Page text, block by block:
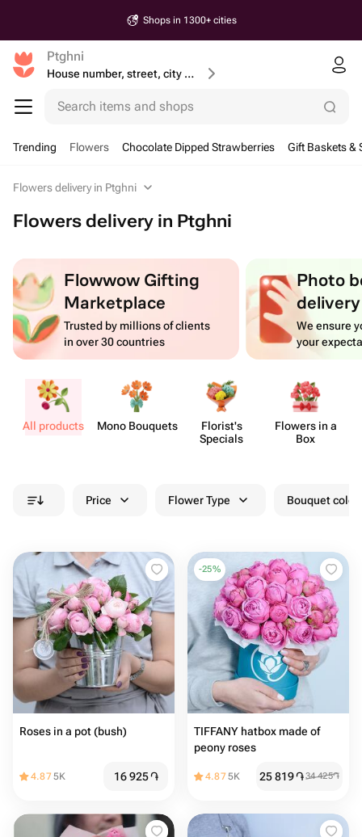
Shops in 1300+ cities
Ptghni
House number, street, city or postcode
Search items and shops
Trending Flowers Chocolate Dipped Strawberries Gift Baskets &
Flowers delivery in Ptghni
Flowers delivery in Ptghni
Flowwow Gifting
Marketplace
Trusted by millions of clients
in over 30 countries
Photo
delivery
We ensure
your
All products Mono Bouquets
Florist's
Specials
Flowers in a
Box
Price Flower Type Bouquet
Roses in a pot (bush)
4.875K 16 925֏
-25%
TIFFANY hatbox made of
peony roses
4.875K 25 819֏34 425֏